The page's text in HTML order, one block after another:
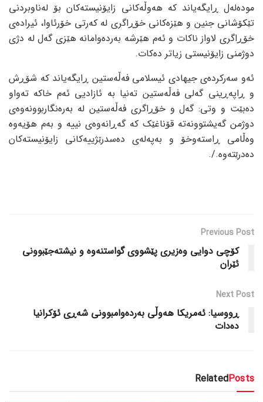
مودەلەل ڕایگەیاند کە هەوڵەکانی زایۆنیستەکان بۆ لەناوبردنی
تێکۆشانی جنین و هێزەکانی خۆڕاگری لە کەرتی خۆرئاوا، ئیرادەی
خۆڕاگری لاواز ناکات و ئەم هێرشە بەردەوامانە هێزی گەل لە دژی
دوژمنی زایۆنیستی زیاتر دەکات.
ئەو سەرکردەی جیهادی ئیسلامی فەڵەستین ڕایگەیاند کە شۆڕش
و ڕاپەڕینی گەلی فەڵەستین تەنیا بە ئازادیی ئەم خاکە تەواو
دەبێت و وتی: گەل و خۆڕاگری فەڵەستین لە بەرەنگاربوونەوەی
دوژمن گەیشتوونەتە قۆناغێک کە گەڕانەوەی نییە و بەم هۆیەوە
وەڵامی ڕاستەوخۆ و بەپەلەی دەسدرێژییەکانی زایۆنیستەکان
دەدرێتەوە./.
Previous Post
کۆچی دوایی وەزیری پێشووی گواستنەوە و نیشتەجێبوونی
ئێران
Next Post
ڕووسیا: ئەمریکا هەوڵی بەردەوامبوونی شەڕی ئۆکرانیا
دەدات
RelatedPosts